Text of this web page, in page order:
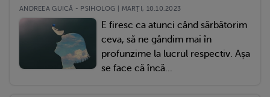
ANDREEA GUICĂ - PSIHOLOG | MARŢI, 10.10.2023
E firesc ca atunci când sărbătorim
ceva, să ne gândim mai în
profunzime la lucrul respectiv. Așa
se face că încă...